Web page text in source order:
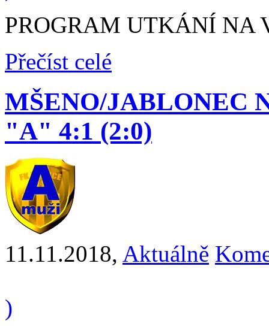
PROGRAM UTKÁNÍ NA
Přečíst celé
MŠENO/JABLONEC
"A" 4:1 (2:0)
11.11.2018, Aktuálně
)